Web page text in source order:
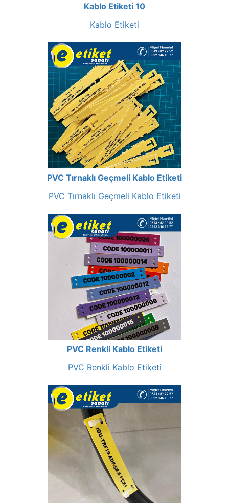
Kablo Etiketi 10
Kablo Etiketi
PVC Tırnaklı Geçmeli Kablo Etiketi
PVC Tırnaklı Geçmeli Kablo Etiketi
PVC Renkli Kablo Etiketi
PVC Renkli Kablo Etiketi